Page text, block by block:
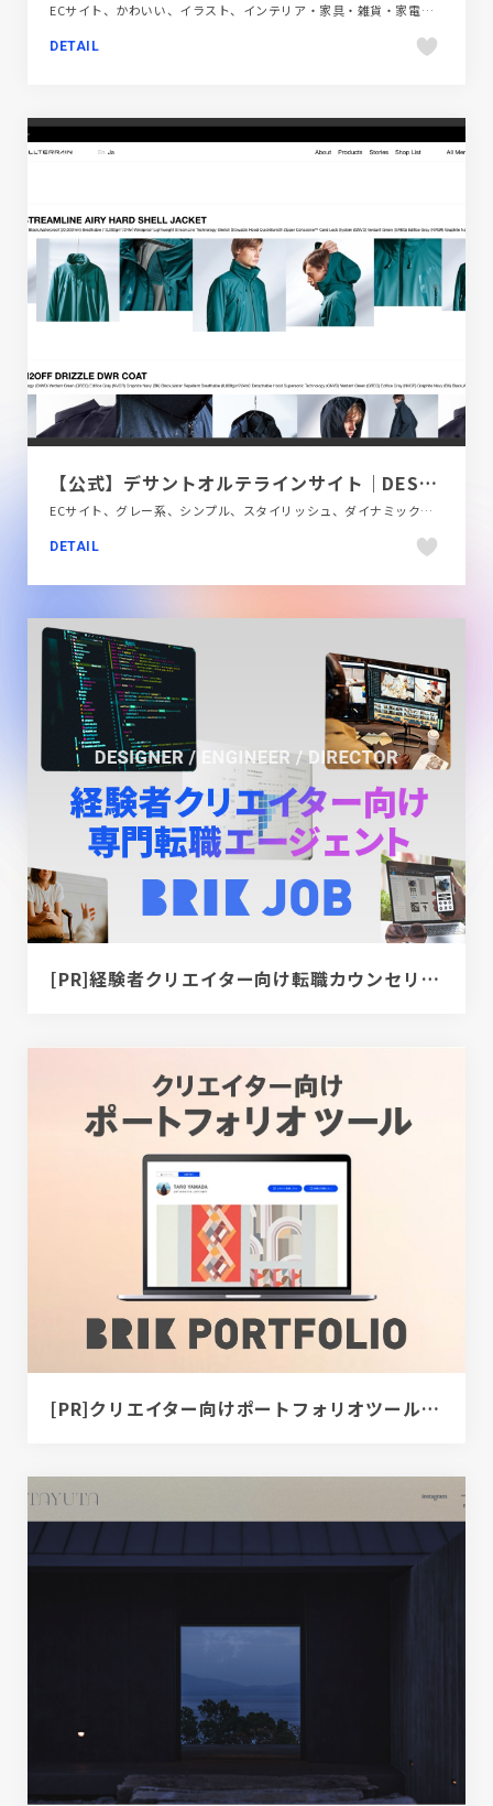
ECサイト、かわいい、イラスト、インテリア・家具・雑貨・家電、キッズ・子育て、サービス紹介、ブランド・サービスサイト、ベージュ・ゴールド系、ポップ、モーション多め、大きめ写真
DETAIL
【公式】デサントオルテラインサイト｜DESCENTE ALLTERRAIN
ECサイト、グレー系、シンプル、スタイリッシュ、ダイナミック、ナチュラル、ファッション・ビューティー、ホワイト系、モーション多め、多言語対応、大きめ写真
DETAIL
[PR]経験者クリエイター向け転職カウンセリング｜デザイナー / ディレクター / エンジニア
[PR]クリエイター向けポートフォリオツール｜BRIK PORTFOLIO